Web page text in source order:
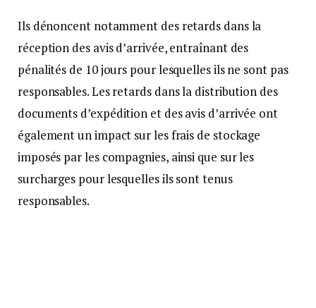
Ils dénoncent notamment des retards dans la
réception des avis d’arrivée, entraînant des
pénalités de 10 jours pour lesquelles ils ne sont pas
responsables. Les retards dans la distribution des
documents d’expédition et des avis d’arrivée ont
également un impact sur les frais de stockage
imposés par les compagnies, ainsi que sur les
surcharges pour lesquelles ils sont tenus
responsables.